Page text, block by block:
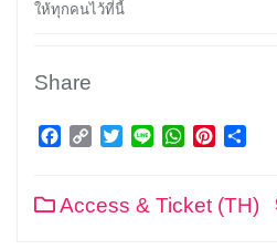
ให้ทุกคนไว้ที่นี้
Share
Facebook
Copy TwitterLine WhatsApp
Pinterest
Access & Ticket (TH)